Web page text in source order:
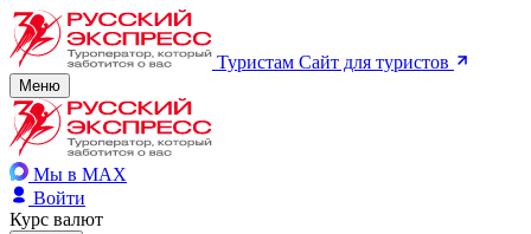
Туристам Сайт для туристов
Меню
Мы в MAX
Войти
Курс валют